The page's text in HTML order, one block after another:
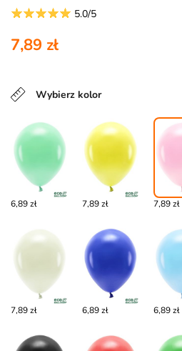
5.0/5
7,89 zł
Wybierz kolor
6,89 zł 7,89 zł 7,89 zł
7,89 zł 6,89 zł 6,89 zł